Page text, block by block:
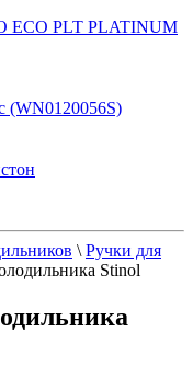
ECO PLT PLATINUM
(WN0120056S)
\ Ручки для
Stinol